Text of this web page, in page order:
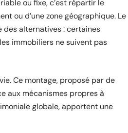
ou fixe, c’est répartir le
ou d’une zone géographique. Le
des alternatives : certaines
immobiliers ne suivent pas
Ce montage, proposé par de
aux mécanismes propres à
globale, apportent une